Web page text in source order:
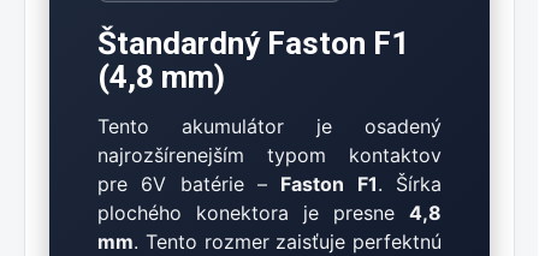
Štandardný Faston F1
(4,8 mm)
Tento akumulátor je osadený
najrozšírenejším typom kontaktov
pre 6V batérie – Faston F1. Šírka
plochého konektora je presne 4,8
mm. Tento rozmer zaisťuje perfektnú